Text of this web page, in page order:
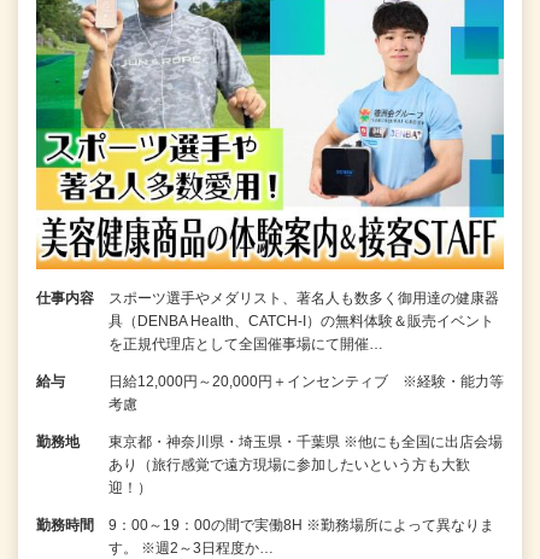
仕事内容
スポーツ選手やメダリスト、著名人も数多く御用達の健康器
具（DENBA Health、CATCH-I）の無料体験＆販売イベント
を正規代理店として全国催事場にて開催…
給与
日給12,000円～20,000円＋インセンティブ ※経験・能力等
考慮
勤務地
東京都・神奈川県・埼玉県・千葉県 ※他にも全国に出店会場
あり（旅行感覚で遠方現場に参加したいという方も大歓
迎！）
勤務時間
9：00～19：00の間で実働8H ※勤務場所によって異なりま
す。 ※週2～3日程度か…